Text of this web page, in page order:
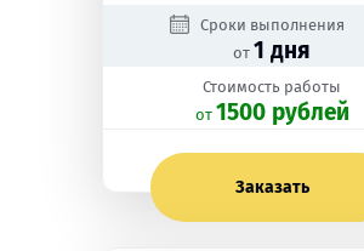
Сроки выполнения
от 1 дня
Стоимость работы
oт 1500 рублей
Заказать